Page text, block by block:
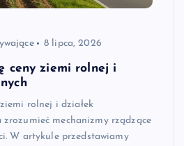
8 lipca, 2026
ceny ziemi rolnej i
rolnej i działek
zrozumieć mechanizmy rządzące
W artykule przedstawiamy